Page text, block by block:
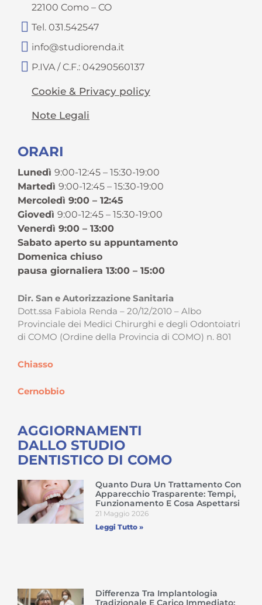
22100 Como – CO
Tel. 031.542547
info@studiorenda.it
P.IVA / C.F.: 04290560137
Cookie & Privacy policy
Note Legali
ORARI
Lunedì 9:00-12:45 – 15:30-19:00
Martedì 9:00-12:45 – 15:30-19:00
Mercoledì 9:00 – 12:45
Giovedì 9:00-12:45 – 15:30-19:00
Venerdì 9:00 – 13:00
Sabato aperto su appuntamento
Domenica chiuso
pausa giornaliera 13:00 – 15:00
Dir. San e Autorizzazione Sanitaria
Dott.ssa Fabiola Renda – 20/12/2010 – Albo
Provinciale dei Medici Chirurghi e degli Odontoiatri
di COMO (Ordine della Provincia di COMO) n. 801
Chiasso
Cernobbio
AGGIORNAMENTI
DALLO STUDIO
DENTISTICO DI COMO
Quanto Dura Un Trattamento Con
Apparecchio Trasparente: Tempi,
Funzionamento E Cosa Aspettarsi
21 Maggio 2026
Leggi Tutto »
Differenza Tra Implantologia
Tradizionale E Carico Immediato: